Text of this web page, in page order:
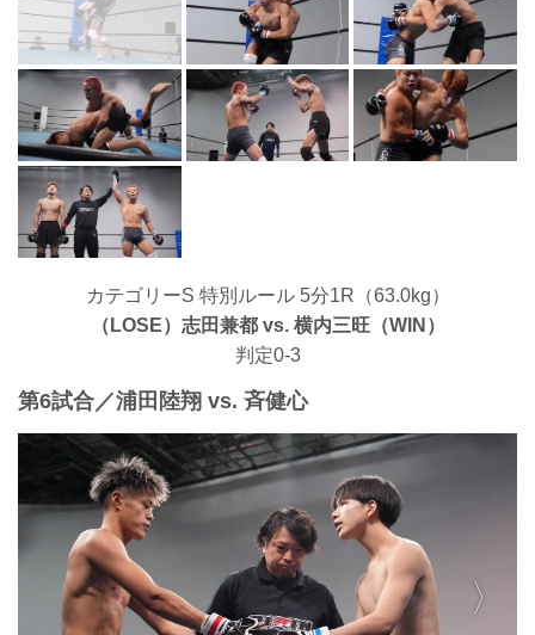
カテゴリーS 特別ルール 5分1R（63.0kg）
（LOSE）志田兼都 vs. 横内三旺（WIN）
判定0-3
第6試合／浦田陸翔 vs. 斉健心